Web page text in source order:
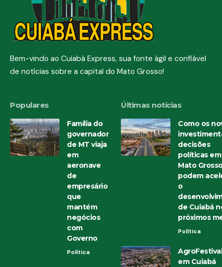
Bem-vindo ao Cuiabá Express, sua fonte ágil e confiável
de notícias sobre a capital do Mato Grosso!
Populares
Família do
governador
de MT viaja
em
aeronave
de
empresário
que
mantém
negócios
com
Governo
Política
Últimas notícias
Como os
decisões
políticas em
Mato
podem
o
de Cuiabá
próximos
Política
AgroFestival
em Cuiabá